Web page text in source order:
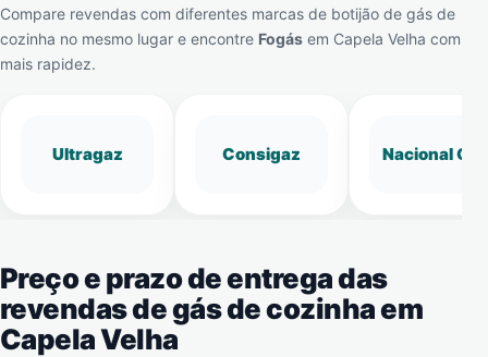
Compare revendas com diferentes marcas de botijão de gás de
cozinha no mesmo lugar e encontre Fogás em Capela Velha com
mais rapidez.
Ultragaz Consigaz Nacional Gás
Preço e prazo de entrega das
revendas de gás de cozinha em
Capela Velha